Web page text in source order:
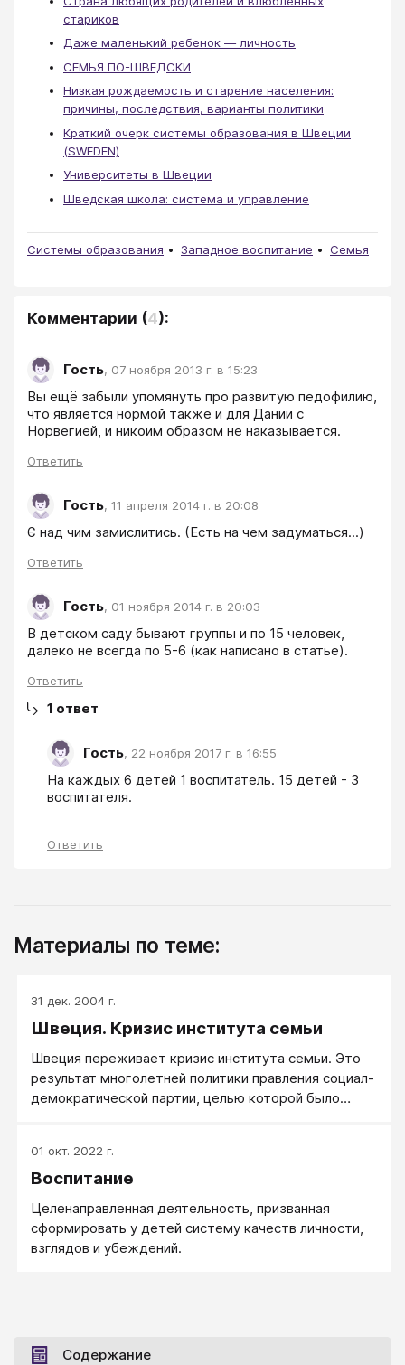
стариков
Даже маленький ребенок — личность
СЕМЬЯ ПО-ШВЕДСКИ
Низкая рождаемость и старение населения:
причины, последствия, варианты политики
Краткий очерк системы образования в Швеции
(SWEDEN)
Университеты в Швеции
Шведская школа: система и управление
Системы образования Западное воспитание Семья
Комментарии (4):
Гость, 07 ноября 2013 г. в 15:23
Вы ещё забыли упомянуть про развитую педофилию,
что является нормой также и для Дании с
Норвегией, и никоим образом не наказывается.
Ответить
Гость, 11 апреля 2014 г. в 20:08
Є над чим замислитись. (Есть на чем задуматься...)
Ответить
Гость, 01 ноября 2014 г. в 20:03
В детском саду бывают группы и по 15 человек,
далеко не всегда по 5-6 (как написано в статье).
Ответить
1 ответ
Гость, 22 ноября 2017 г. в 16:55
На каждых 6 детей 1 воспитатель. 15 детей - 3
воспитателя.
Ответить
Материалы по теме:
31 дек. 2004 г.
Швеция. Кризис института семьи
Швеция переживает кризис института семьи. Это
результат многолетней политики правления социал-
демократической партии, целью которой было
«Эриксон», «Икеа», «Сааб») и масштабными
социальными программами, направленными на
валового внутреннего продукта, затрачиваемая, к
примеру, на социальное обеспечение пожилых и
престарелых, — самая высокая в мире. Есть
01 окт. 2022 г.
Воспитание
Целенаправленная деятельность, призванная
сформировать у детей систему качеств личности,
взглядов и убеждений.
Содержание